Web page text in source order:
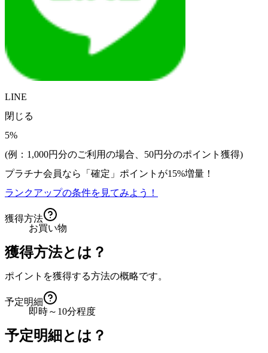
LINE
閉じる
5%
(例：1,000円分のご利用の場合、 50円分のポイント獲得)
プラチナ会員なら
「確定」 ポイントが15%増量！
ランクアップの条件を見てみよう！
獲得方法
お買い物
獲得方法とは？
ポイントを獲得する方法の概略です。
予定明細
即時～10分程度
予定明細とは？